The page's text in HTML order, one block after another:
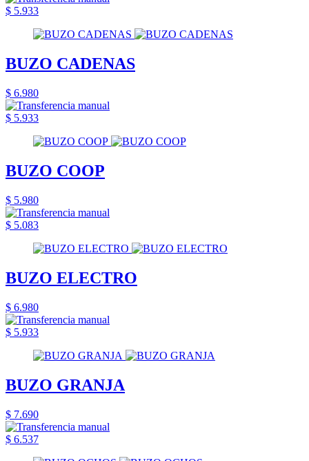
$ 5.933
BUZO CADENAS
$ 6.980
$ 5.933
BUZO COOP
$ 5.980
$ 5.083
BUZO ELECTRO
$ 6.980
$ 5.933
BUZO GRANJA
$ 7.690
$ 6.537